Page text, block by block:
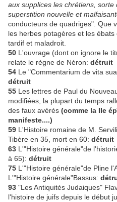
aux supplices les chrétiens,
superstition nouvelle et
conducteurs de quadriges". Que
les herbes potagères et les
tardif et maladroit.
50 L'ouvrage (dont on ignore le
relate le règne de Néron: détruit
54 Le "Commentarium de vita
détruit
55 Les lettres de Paul du
modifiées, la plupart du temps
des faux avérés (comme la IIe
manifeste....)
59 L'Histoire romaine de M.
Tibère en 35, mort en 60: détruit
63 L'"Histoire générale"de
à 65): détruit
75 L'"Histoire générale"de Pline
L'"Histoire générale"Bassus:
93 "Les Antiquités Judaiques"
l'histoire de juifs depuis le début